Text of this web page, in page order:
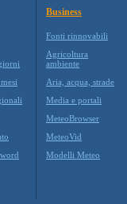
Business
Fonti rinnovabili
Agricoltura
ambiente
Aria, acqua, strade
Media e portali
MeteoBrowser
MeteoVid
Modelli Meteo